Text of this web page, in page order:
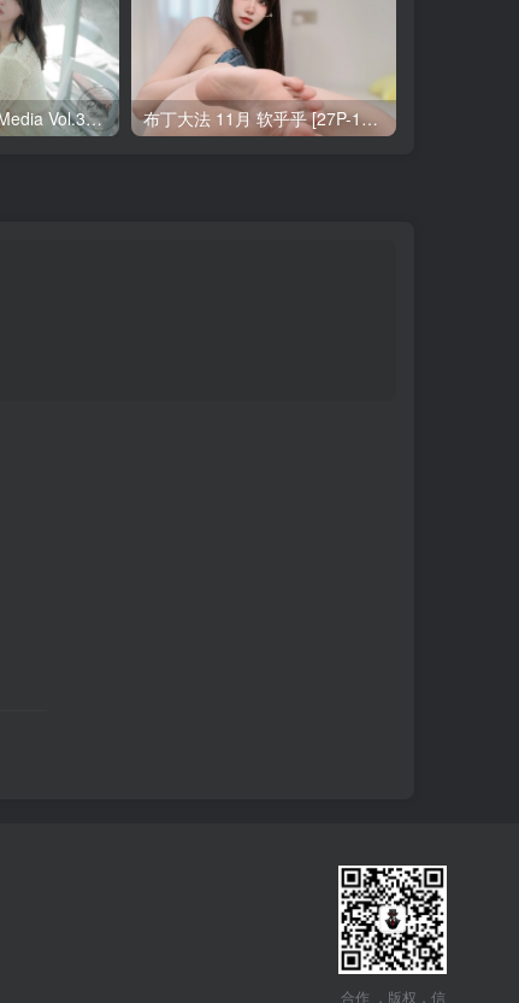
Yeha(예하) Pure Media Vol.321 Your Majesty [119P-145MB] 布丁大法 11月 软乎乎 [27P-1V-121MB]
合作 ，版权，信